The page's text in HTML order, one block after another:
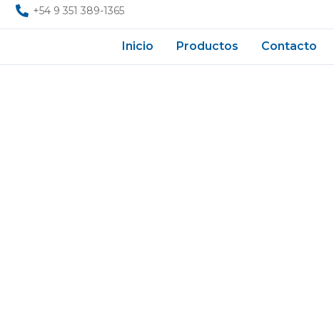
+54 9 351 389-1365
Inicio Productos Contacto